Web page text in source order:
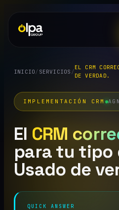
INICIO / SERVICIOS /
EL CRM
DE VERDAD.
IMPLEMENTACIÓN CRM
El CRM
para tu tipo
Usado de
QUICK ANSWER